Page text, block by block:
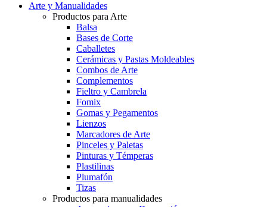
Arte y Manualidades
Productos para Arte
Balsa
Bases de Corte
Caballetes
Cerámicas y Pastas Moldeables
Combos de Arte
Complementos
Fieltro y Cambrela
Fomix
Gomas y Pegamentos
Lienzos
Marcadores de Arte
Pinceles y Paletas
Pinturas y Témperas
Plastilinas
Plumafón
Tizas
Productos para manualidades